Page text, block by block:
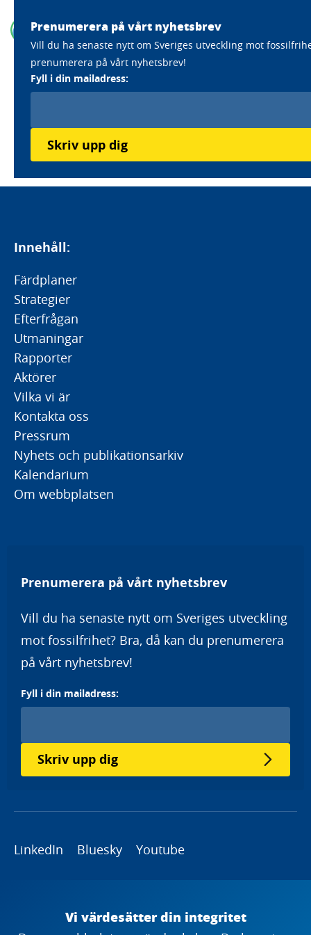
Home Aktörer Plagazi AB
Plagazi AB
Läs mer om Plagazis klimatarbete
Innehåll:
Färdplaner
Strategier
Efterfrågan
Utmaningar
Rapporter
Aktörer
Vilka vi är
Kontakta oss
Pressrum
Nyhets och publikationsarkiv
Kalendarium
Om webbplatsen
Prenumerera på vårt nyhetsbrev
Vill du ha senaste nytt om Sveriges utveckling
mot fossilfrihet? Bra, då kan du prenumerera
på vårt nyhetsbrev!
Fyll i din mailadress:
Skriv upp dig
LinkedIn Bluesky Youtube
Prenumerera på vårt nyhetsbrev
Vill du ha senaste nytt om Sveriges utveckling mot
prenumerera på vårt nyhetsbrev!
Fyll i din mailadress:
Skriv upp dig
Vi värdesätter din integritet